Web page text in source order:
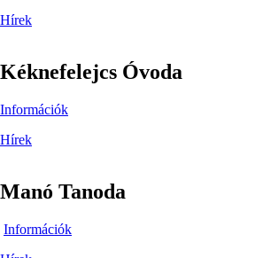
Hírek
Kéknefelejcs Óvoda
Információk
Hírek
Manó Tanoda
Információk